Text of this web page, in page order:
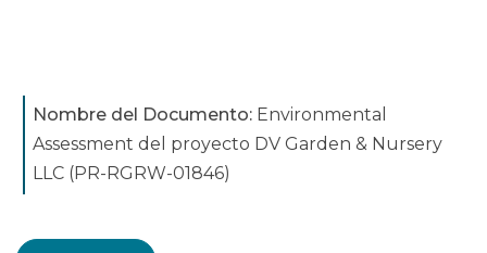
Nombre del Documento: Environmental
Assessment del proyecto DV Garden & Nursery
LLC (PR-RGRW-01846)